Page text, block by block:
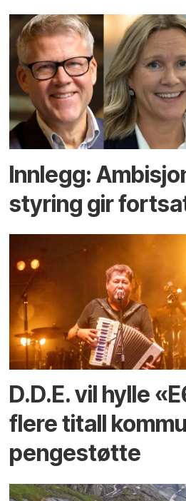
Innlegg:
styring gir
D.D.E. vil hylle
flere titall
pengestøtte